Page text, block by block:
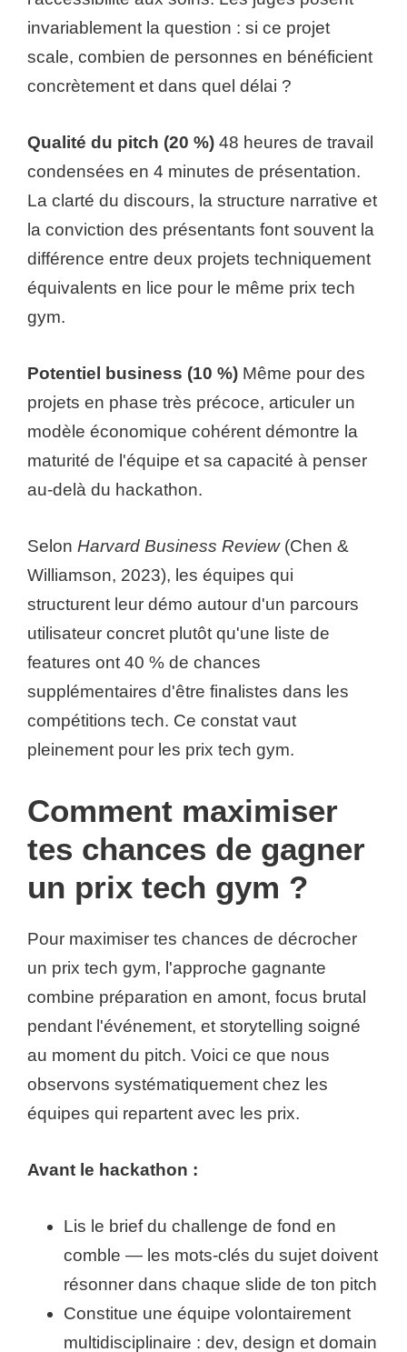
invariablement la question : si ce projet
scale, combien de personnes en bénéficient
concrètement et dans quel délai ?
Qualité du pitch (20 %) 48 heures de travail
condensées en 4 minutes de présentation.
La clarté du discours, la structure narrative et
la conviction des présentants font souvent la
différence entre deux projets techniquement
équivalents en lice pour le même prix tech
gym.
Potentiel business (10 %) Même pour des
projets en phase très précoce, articuler un
modèle économique cohérent démontre la
maturité de l'équipe et sa capacité à penser
au-delà du hackathon.
Selon Harvard Business Review(Chen &
Williamson, 2023), les équipes qui
structurent leur démo autour d'un parcours
utilisateur concret plutôt qu'une liste de
features ont 40 % de chances
supplémentaires d'être finalistes dans les
compétitions tech. Ce constat vaut
pleinement pour les prix tech gym.
Comment maximiser
tes chances de gagner
un prix tech gym ?
Pour maximiser tes chances de décrocher
un prix tech gym, l'approche gagnante
combine préparation en amont, focus brutal
pendant l'événement, et storytelling soigné
au moment du pitch. Voici ce que nous
observons systématiquement chez les
équipes qui repartent avec les prix.
Avant le hackathon :
Lis le brief du challenge de fond en
comble — les mots-clés du sujet doivent
résonner dans chaque slide de ton pitch
Constitue une équipe volontairement
multidisciplinaire : dev, design et domain